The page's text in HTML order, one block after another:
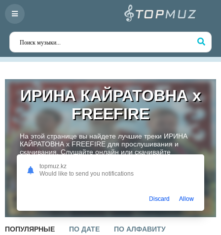
ИРИНА КАЙРАТОВНА x
FREEFIRE
На этой странице вы найдете лучшие треки ИРИНА
КАЙРАТОВНА x FREEFIRE для прослушивания и
скачивания. Слушайте онлайн или скачивайте
для себя творчество одного из самых перспективных
артистов Казахстана!
ПОПУЛЯРНЫЕ ПО ДАТЕ ПО АЛФАВИТУ
topmuz.kz
Would like to send you notifications
Discard Allow